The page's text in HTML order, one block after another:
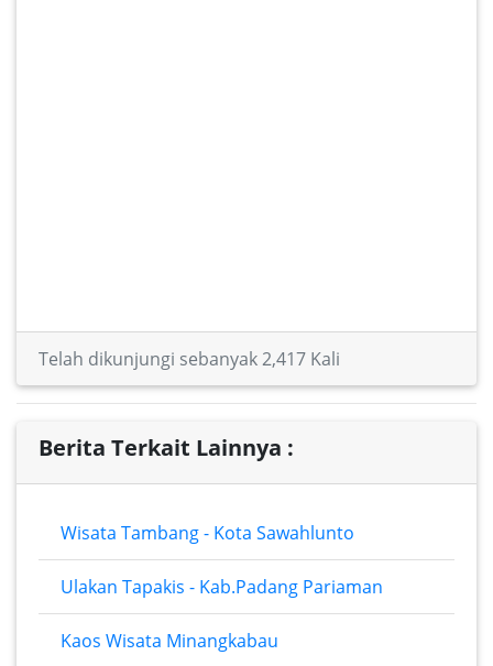
Telah dikunjungi sebanyak 2,417 Kali
Berita Terkait Lainnya :
Wisata Tambang - Kota Sawahlunto
Ulakan Tapakis - Kab.Padang Pariaman
Kaos Wisata Minangkabau